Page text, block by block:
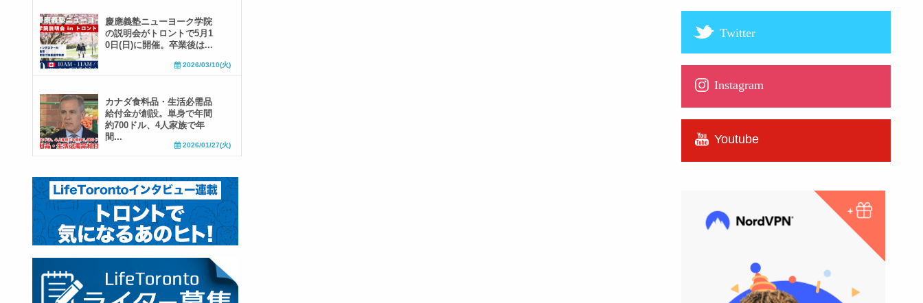
慶應義塾ニューヨーク学院
の説明会がトロントで5月1
0日(日)に開催。卒業後は...
2026/03/10(火)
カナダ食料品・生活必需品
給付金が創設。単身で年間
約700ドル、4人家族で年
間...
2026/01/27(火)
Twitter
Instagram
Youtube